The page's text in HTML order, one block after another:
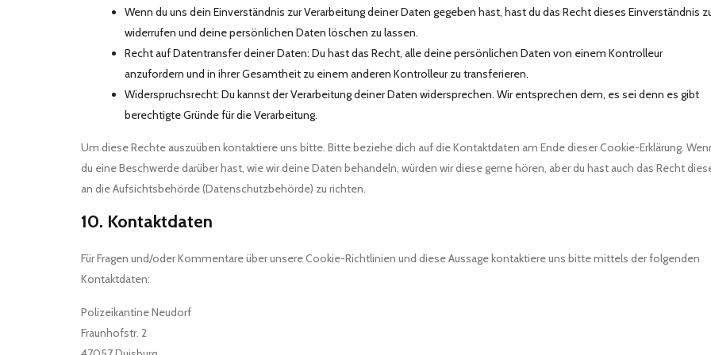
Wenn du uns dein Einverständnis zur Verarbeitung deiner Daten gegeben hast, hast du das Recht dieses Einverständnis
widerrufen und deine persönlichen Daten löschen zu lassen.
Recht auf Datentransfer deiner Daten: Du hast das Recht, alle deine persönlichen Daten von einem Kontrolleur
anzufordern und in ihrer Gesamtheit zu einem anderen Kontrolleur zu transferieren.
Widerspruchsrecht: Du kannst der Verarbeitung deiner Daten widersprechen. Wir entsprechen dem, es sei denn es gibt
berechtigte Gründe für die Verarbeitung.
Um diese Rechte auszuüben kontaktiere uns bitte. Bitte beziehe dich auf die Kontaktdaten am Ende dieser Cookie-Erklärung.
du eine Beschwerde darüber hast, wie wir deine Daten behandeln, würden wir diese gerne hören, aber du hast auch das Recht
an die Aufsichtsbehörde (Datenschutzbehörde) zu richten.
10. Kontaktdaten
Für Fragen und/oder Kommentare über unsere Cookie-Richtlinien und diese Aussage kontaktiere uns bitte mittels der folgenden
Kontaktdaten:
Polizeikantine Neudorf
Fraunhofstr. 2